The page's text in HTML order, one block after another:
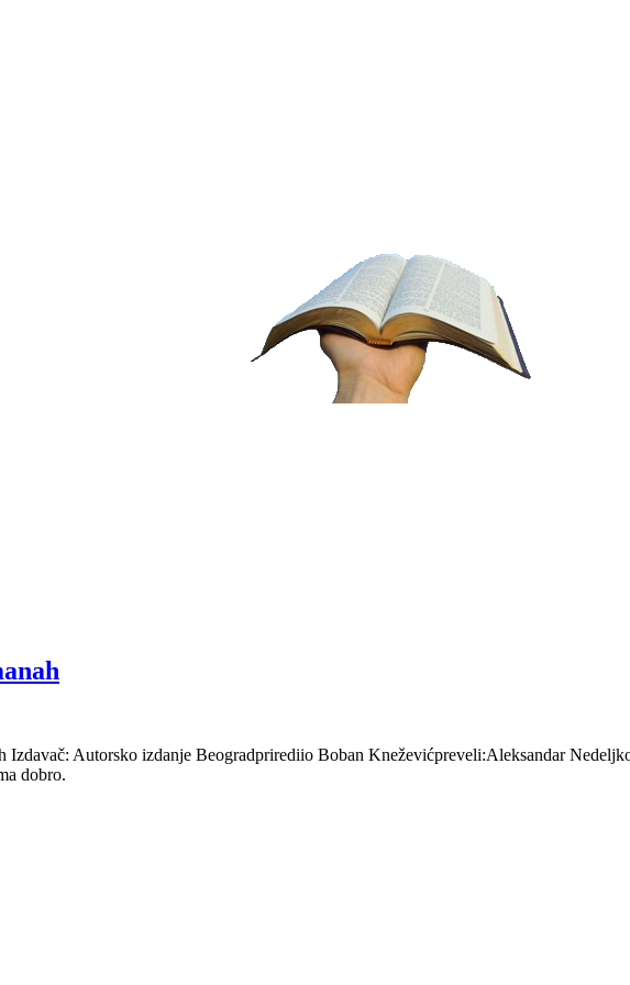
Izdavač: Autorsko izdanje Beogradprirediio Boban Kneževićpreveli:Aleksandar
dobro.